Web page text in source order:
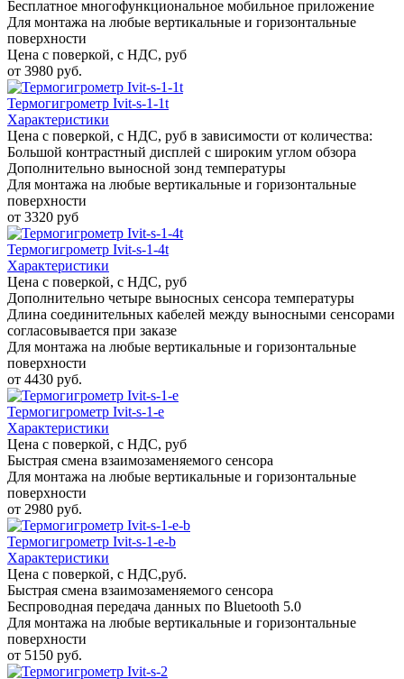
Бесплатное многофункциональное мобильное приложение
Для монтажа на любые вертикальные и горизонтальные
поверхности
Цена с поверкой, с НДС, руб
от 3980 руб.
Термогигрометр Ivit-s-1-1t
Характеристики
Цена с поверкой, с НДС, руб в зависимости от количества:
Большой контрастный дисплей с широким углом обзора
Дополнительно выносной зонд температуры
Для монтажа на любые вертикальные и горизонтальные
поверхности
от 3320 руб
Термогигрометр Ivit-s-1-4t
Характеристики
Цена с поверкой, с НДС, руб
Дополнительно четыре выносных сенсора температуры
Длина соединительных кабелей между выносными сенсорами
согласовывается при заказе
Для монтажа на любые вертикальные и горизонтальные
поверхности
от 4430 руб.
Термогигрометр Ivit-s-1-e
Характеристики
Цена с поверкой, с НДС, руб
Быстрая смена взаимозаменяемого сенсора
Для монтажа на любые вертикальные и горизонтальные
поверхности
от 2980 руб.
Термогигрометр Ivit-s-1-e-b
Характеристики
Цена с поверкой, с НДС,руб.
Быстрая смена взаимозаменяемого сенсора
Беспроводная передача данных по Bluetooth 5.0
Для монтажа на любые вертикальные и горизонтальные
поверхности
от 5150 руб.